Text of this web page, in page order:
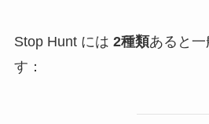
Stop Hunt には 2種類あると一
す：